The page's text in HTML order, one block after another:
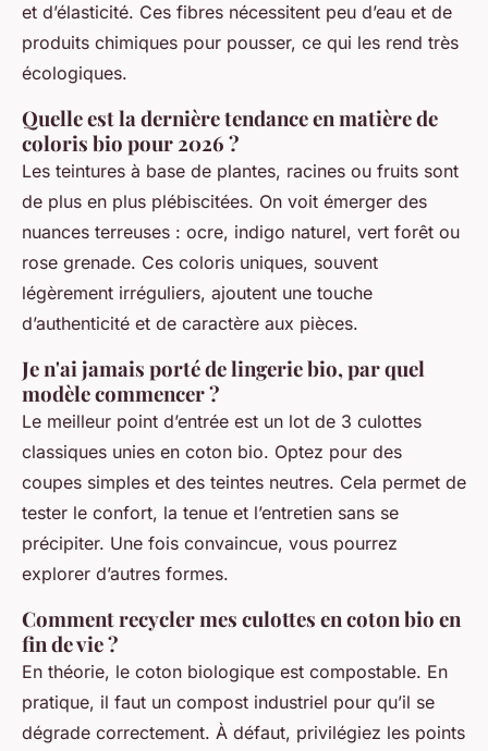
et d’élasticité. Ces fibres nécessitent peu d’eau et de
produits chimiques pour pousser, ce qui les rend très
écologiques.
Quelle est la dernière tendance en matière de
coloris bio pour 2026 ?
Les teintures à base de plantes, racines ou fruits sont
de plus en plus plébiscitées. On voit émerger des
nuances terreuses : ocre, indigo naturel, vert forêt ou
rose grenade. Ces coloris uniques, souvent
légèrement irréguliers, ajoutent une touche
d’authenticité et de caractère aux pièces.
Je n'ai jamais porté de lingerie bio, par quel
modèle commencer ?
Le meilleur point d’entrée est un lot de 3 culottes
classiques unies en coton bio. Optez pour des
coupes simples et des teintes neutres. Cela permet de
tester le confort, la tenue et l’entretien sans se
précipiter. Une fois convaincue, vous pourrez
explorer d’autres formes.
Comment recycler mes culottes en coton bio en
fin de vie ?
En théorie, le coton biologique est compostable. En
pratique, il faut un compost industriel pour qu’il se
dégrade correctement. À défaut, privilégiez les points